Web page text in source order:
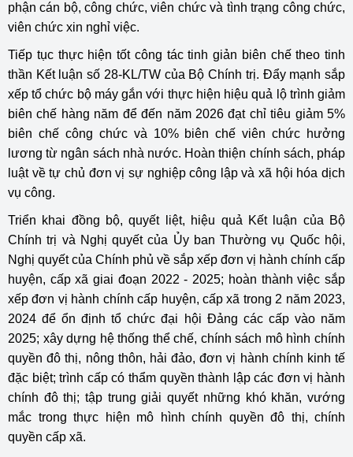
phận cán bộ, công chức, viên chức và tình trạng công chức,
viên chức xin nghỉ việc.
Tiếp tục thực hiện tốt công tác tinh giản biên chế theo tinh
thần Kết luận số 28-KL/TW của Bộ Chính trị. Đẩy mạnh sắp
xếp tổ chức bộ máy gắn với thực hiện hiệu quả lộ trình giảm
biên chế hàng năm để đến năm 2026 đạt chỉ tiêu giảm 5%
biên chế công chức và 10% biên chế viên chức hưởng
lương từ ngân sách nhà nước. Hoàn thiện chính sách, pháp
luật về tự chủ đơn vị sự nghiệp công lập và xã hội hóa dịch
vụ công.
Triển khai đồng bộ, quyết liệt, hiệu quả Kết luận của Bộ
Chính trị và Nghị quyết của Ủy ban Thường vụ Quốc hội,
Nghị quyết của Chính phủ về sắp xếp đơn vị hành chính cấp
huyện, cấp xã giai đoạn 2022 - 2025; hoàn thành việc sắp
xếp đơn vị hành chính cấp huyện, cấp xã trong 2 năm 2023,
2024 để ổn định tổ chức đại hội Đảng các cấp vào năm
2025; xây dựng hệ thống thể chế, chính sách mô hình chính
quyền đô thị, nông thôn, hải đảo, đơn vị hành chính kinh tế
đặc biệt; trình cấp có thẩm quyền thành lập các đơn vị hành
chính đô thị; tập trung giải quyết những khó khăn, vướng
mắc trong thực hiện mô hình chính quyền đô thị, chính
quyền cấp xã.